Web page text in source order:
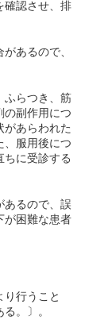
確認させ、排
あるので、
ふらつき、筋
の副作用につ
があらわれた
、服用後につ
ちに受診する
あるので、誤
が困難な患者
行うこと
。〕。